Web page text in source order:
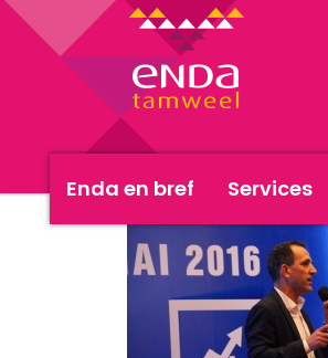
Enda en bref Services